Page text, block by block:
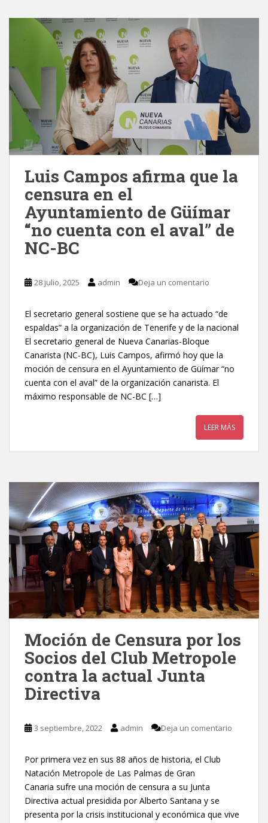
Luis Campos afirma que la
censura en el
Ayuntamiento de Güímar
“no cuenta con el aval” de
NC-BC
28 julio, 2025 admin Deja un comentario
El secretario general sostiene que se ha actuado “de
espaldas” a la organización de Tenerife y de la nacional
El secretario general de Nueva Canarias-Bloque
Canarista (NC-BC), Luis Campos, afirmó hoy que la
moción de censura en el Ayuntamiento de Güímar “no
cuenta con el aval” de la organización canarista. El
máximo responsable de NC-BC […]
LEER MÁS
Moción de Censura por los
Socios del Club Metropole
contra la actual Junta
Directiva
3 septiembre, 2022 admin Deja un comentario
Por primera vez en sus 88 años de historia, el Club
Natación Metropole de Las Palmas de Gran
Canaria sufre una moción de censura a su Junta
Directiva actual presidida por Alberto Santana y se
presenta por la crisis institucional y económica que vive